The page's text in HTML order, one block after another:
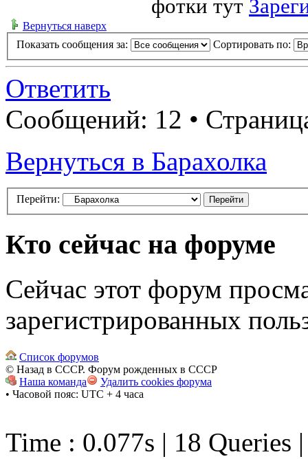
фотки тут
Вернуться наверх
Показать сообщения за:
Сортировать по:
Ответить
Сообщений: 12 •
Вернуться в Барахолка
Перейти:
Кто сейчас на форуме
Сейчас этот форум
зарегистрированных
Список форумов
© Назад в СССР. Форум рожденных в СССР
Наша команда
Удалить cookies форума
• Часовой пояс: UTC + 4 часа
Time : 0.077s | 18 Queries